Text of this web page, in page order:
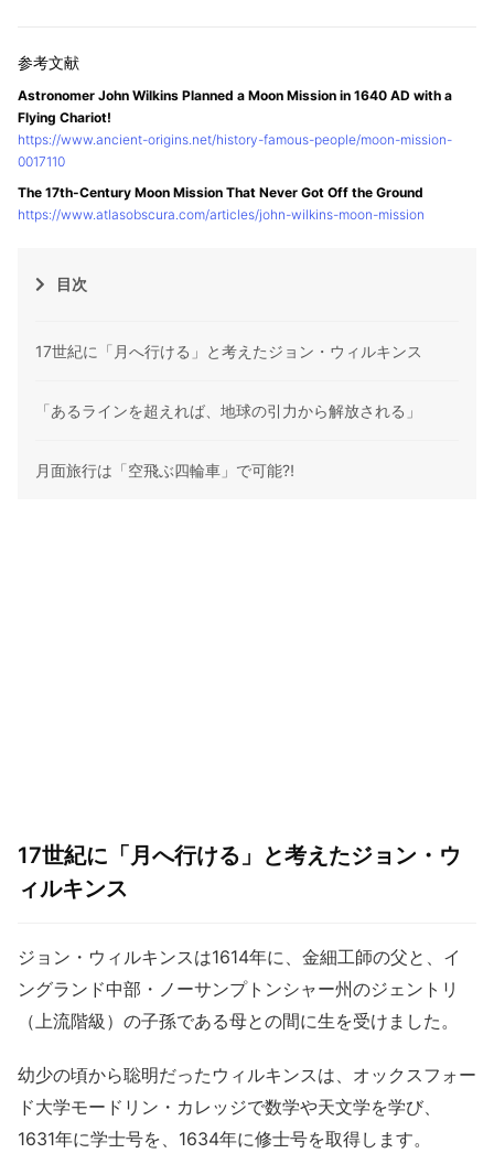
Astronomer John Wilkins Planned a Moon Mission in 1640 AD with a
Flying Chariot!
https://www.ancient-origins.net/history-famous-people/moon-mission-
0017110
The 17th-Century Moon Mission That Never Got Off the Ground
https://www.atlasobscura.com/articles/john-wilkins-moon-mission
目次
17世紀に「月へ行ける」と考えたジョン・ウィルキンス
「あるラインを超えれば、地球の引力から解放される」
月面旅行は「空飛ぶ四輪車」で可能⁈
17世紀に「月へ行ける」と考えたジョン・ウ
ィルキンス
ジョン・ウィルキンスは1614年に、金細工師の父と、イ
ングランド中部・ノーサンプトンシャー州のジェントリ
（上流階級）の子孫である母との間に生を受けました。
幼少の頃から聡明だったウィルキンスは、オックスフォー
ド大学モードリン・カレッジで数学や天文学を学び、
1631年に学士号を、1634年に修士号を取得します。